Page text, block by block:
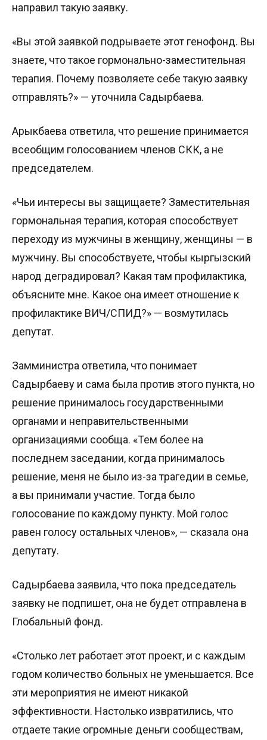
направил такую заявку.
«Вы этой заявкой подрываете этот генофонд. Вы
знаете, что такое гормонально-заместительная
терапия. Почему позволяете себе такую заявку
отправлять?» — уточнила Садырбаева.
Арыкбаева ответила, что решение принимается
всеобщим голосованием членов СКК, а не
председателем.
«Чьи интересы вы защищаете? Заместительная
гормональная терапия, которая способствует
переходу из мужчины в женщину, женщины — в
мужчину. Вы способствуете, чтобы кыргызский
народ деградировал? Какая там профилактика,
объясните мне. Какое она имеет отношение к
профилактике ВИЧ/СПИД?» — возмутилась
депутат.
Замминистра ответила, что понимает
Садырбаеву и сама была против этого пункта, но
решение принималось государственными
органами и неправительственными
организациями сообща. «Тем более на
последнем заседании, когда принималось
решение, меня не было из-за трагедии в семье,
а вы принимали участие. Тогда было
голосование по каждому пункту. Мой голос
равен голосу остальных членов», — сказала она
депутату.
Садырбаева заявила, что пока председатель
заявку не подпишет, она не будет отправлена в
Глобальный фонд.
«Столько лет работает этот проект, и с каждым
годом количество больных не уменьшается. Все
эти мероприятия не имеют никакой
эффективности. Настолько извратились, что
отдаете такие огромные деньги сообществам,